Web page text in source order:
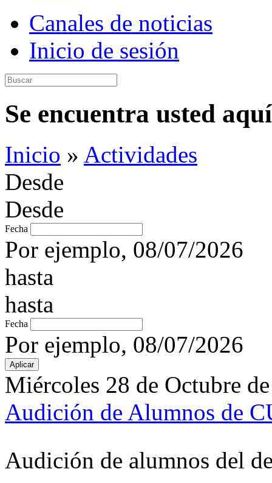
Canales de noticias
Inicio de sesión
Se encuentra usted aquí
Inicio » Actividades
Desde
Desde
Fecha
Por ejemplo, 08/07/2026
hasta
hasta
Fecha
Por ejemplo, 08/07/2026
Miércoles 28 de Octubre
Audición de Alumnos de
Audición de alumnos del